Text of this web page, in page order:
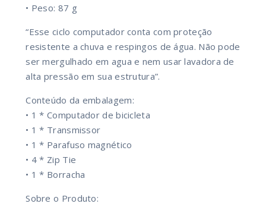
• Peso: 87 g
“Esse ciclo computador conta com proteção
resistente a chuva e respingos de água. Não pode
ser mergulhado em agua e nem usar lavadora de
alta pressão em sua estrutura”.
Conteúdo da embalagem:
• 1 * Computador de bicicleta
• 1 * Transmissor
• 1 * Parafuso magnético
• 4 * Zip Tie
• 1 * Borracha
Sobre o Produto: